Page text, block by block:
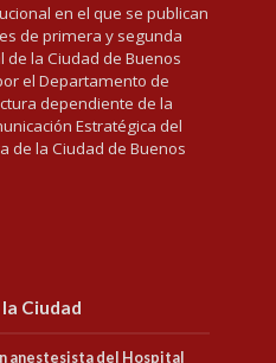
en el que se publican
de primera y segunda
de la Ciudad de Buenos
el Departamento de
dependiente de la
Estratégica del
de la Ciudad de Buenos
Ciudad
anestesista del Hospital